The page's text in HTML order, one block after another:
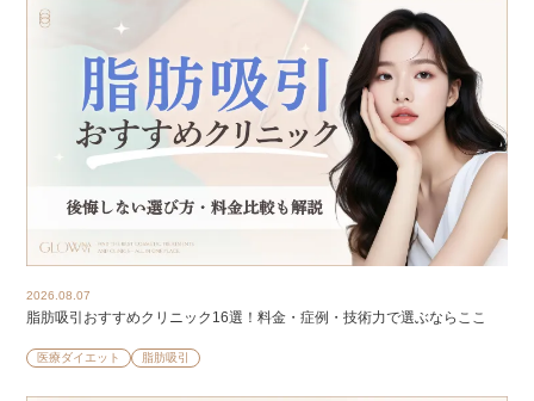
2026.08.07
脂肪吸引おすすめクリニック16選！料金・症例・技術力で選ぶならここ
医療ダイエット 脂肪吸引